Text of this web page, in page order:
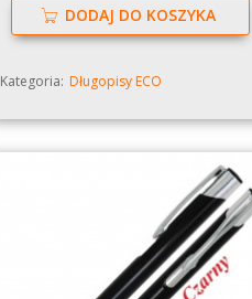
DODAJ DO KOSZYKA
Kategoria: Długopisy ECO